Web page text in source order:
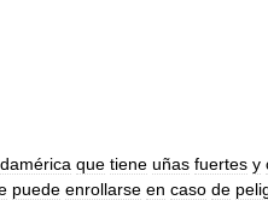
que tiene uñas fuertes y
puede enrollarse en caso de